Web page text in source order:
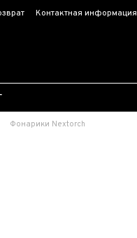
Контактная информация
Фонарики Nextorch